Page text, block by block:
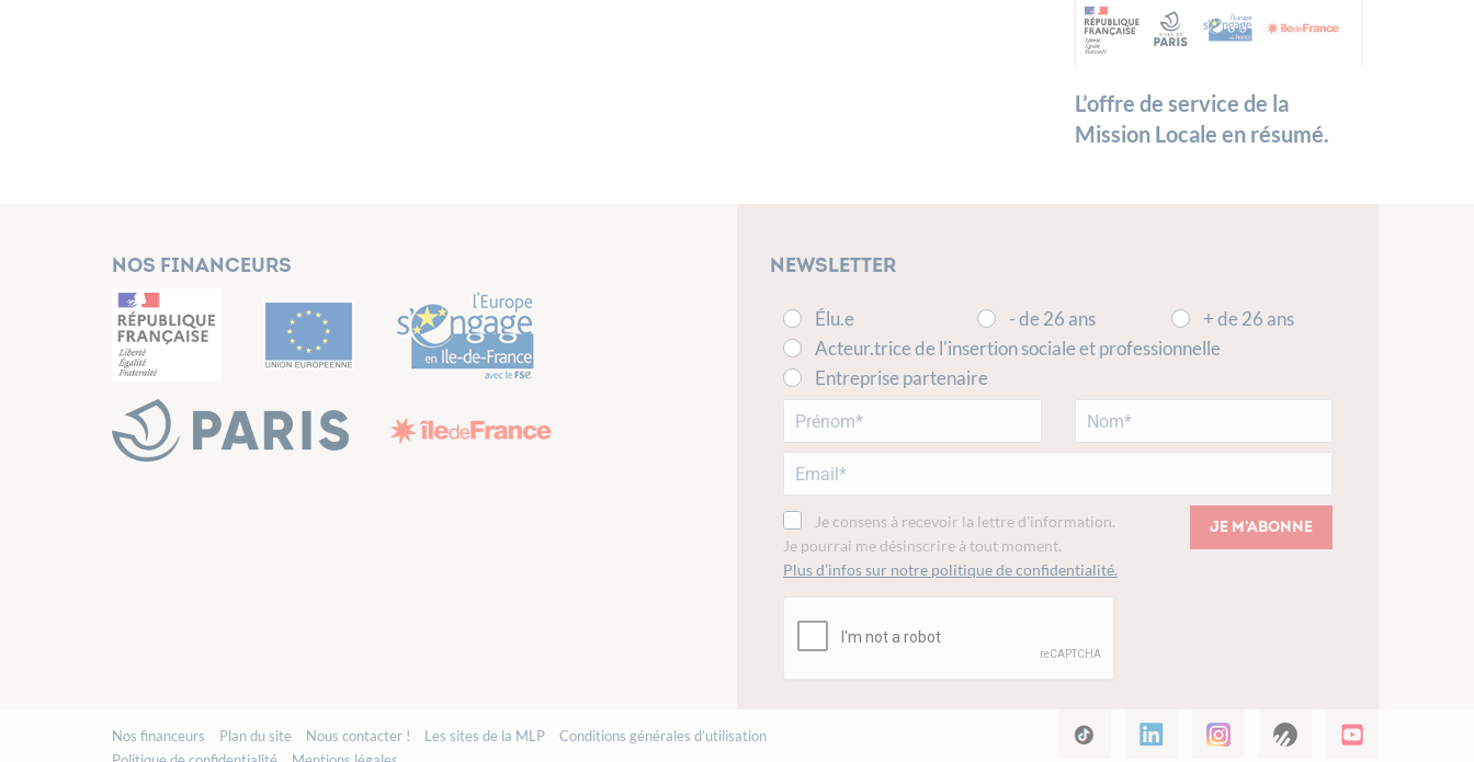
L’offre de service de la
Mission Locale en résumé.
Nos financeurs Newsletter
Élu.e - de 26 ans
+ de 26 ans
Acteur.trice de l'insertion sociale et professionnelle
Entreprise partenaire
Je consens à recevoir la lettre d'information.
Je pourrai me désinscrire à tout moment.
Plus d’infos sur notre politique de confidentialité.
Je m'abonne
Nos financeurs Plan du site Nous contacter ! Les sites de la MLP
Conditions générales d’utilisation